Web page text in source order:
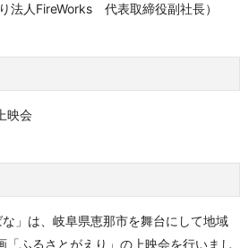
人FireWorks 代表取締役副社長）
映会
」は、岐阜県恵那市を舞台にして地域
「ふるさとがえり」の上映会を行いまし